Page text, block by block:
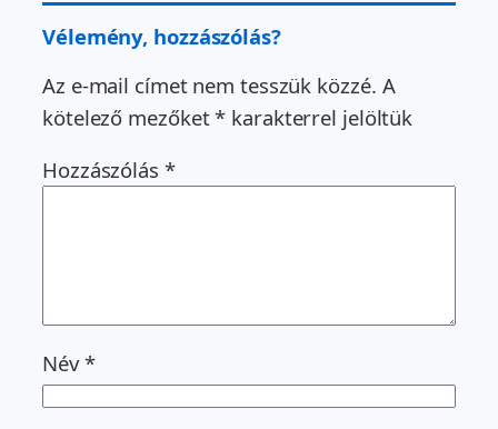
Vélemény, hozzászólás?
Az e-mail címet nem tesszük közzé. A
kötelező mezőket* karakterrel jelöltük
Hozzászólás *
Név*